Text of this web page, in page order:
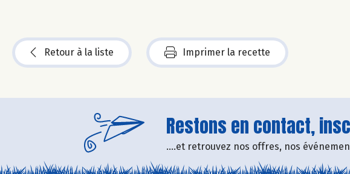
Retour à la liste Imprimer la recette
Restons en contact,
....et retrouvez nos offres, nos